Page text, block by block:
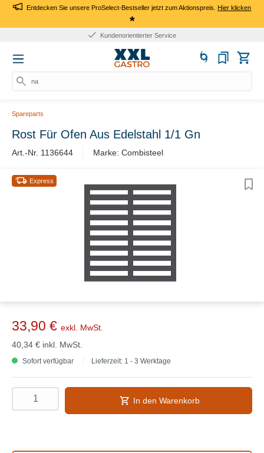
Entdecken Sie unsere ProSelect-Bestseller jetzt zum Aktionspreis.Hier klicken
*
Kundenorientierter Service
nach
Spareparts
Rost Für Ofen Aus Edelstahl 1/1 Gn
Art.-Nr. 1136644 Marke: Combisteel
Express
33,90 € exkl. MwSt.
40,34 € inkl. MwSt.
Sofort verfügbar Lieferzeit: 1 - 3 Werktage
In den Warenkorb